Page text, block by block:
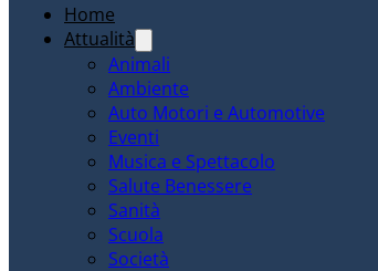
Home
Attualità
Animali
Ambiente
Auto Motori e Automotive
Eventi
Musica e Spettacolo
Salute Benessere
Sanità
Scuola
Società